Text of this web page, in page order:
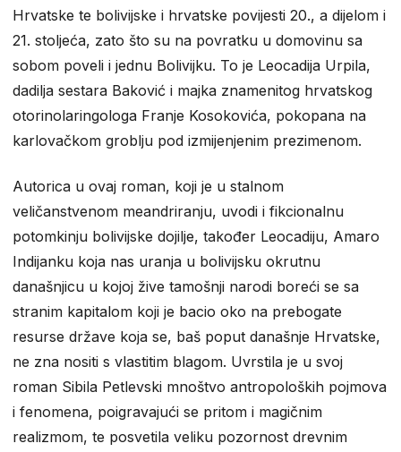
Hrvatske te bolivijske i hrvatske povijesti 20., a dijelom i
21. stoljeća, zato što su na povratku u domovinu sa
sobom poveli i jednu Bolivijku. To je Leocadija Urpila,
dadilja sestara Baković i majka znamenitog hrvatskog
otorinolaringologa Franje Kosokovića, pokopana na
karlovačkom groblju pod izmijenjenim prezimenom.
Autorica u ovaj roman, koji je u stalnom
veličanstvenom meandriranju, uvodi i fikcionalnu
potomkinju bolivijske dojilje, također Leocadiju, Amaro
Indijanku koja nas uranja u bolivijsku okrutnu
današnjicu u kojoj žive tamošnji narodi boreći se sa
stranim kapitalom koji je bacio oko na prebogate
resurse države koja se, baš poput današnje Hrvatske,
ne zna nositi s vlastitim blagom. Uvrstila je u svoj
roman Sibila Petlevski mnoštvo antropoloških pojmova
i fenomena, poigravajući se pritom i magičnim
realizmom, te posvetila veliku pozornost drevnim